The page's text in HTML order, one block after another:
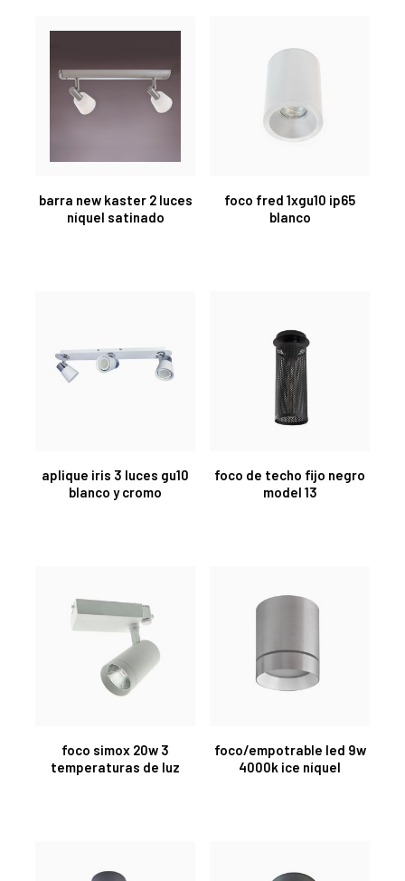
barra new kaster 2 luces
níquel satinado
foco fred 1xgu10 ip65
blanco
aplique iris 3 luces gu10
blanco y cromo
foco de techo fijo negro
model 13
foco simox 20w 3
temperaturas de luz
foco/empotrable led 9w
4000k ice níquel